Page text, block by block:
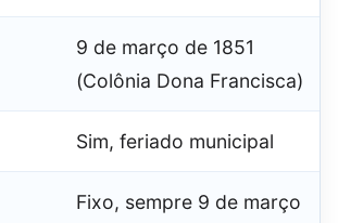
9 de março de 1851
(Colônia Dona Francisca)
Sim, feriado municipal
Fixo, sempre 9 de março